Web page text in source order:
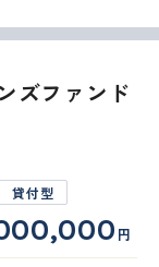
ズファンド
貸付型
円